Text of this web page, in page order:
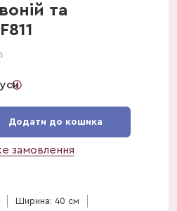
та
Додати до кошика
замовлення
Ширина: 40 см